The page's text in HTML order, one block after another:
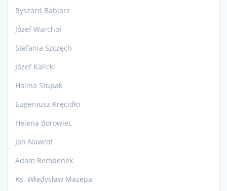
Ryszard Babiarz
Józef Warchoł
Stefania Szczęch
Józef Kalicki
Halina Stupak
Eugeniusz Kręcidło
Helena Borowiec
Jan Nawrot
Adam Bembenek
Ks. Władysław Mazepa